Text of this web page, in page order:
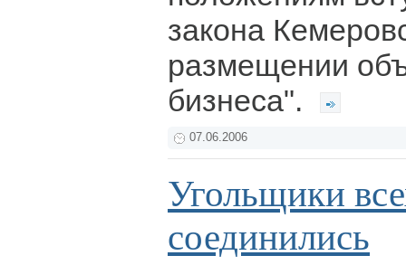
закона
размещении
бизнеса".
07.06.2006
Угольщики
соединились